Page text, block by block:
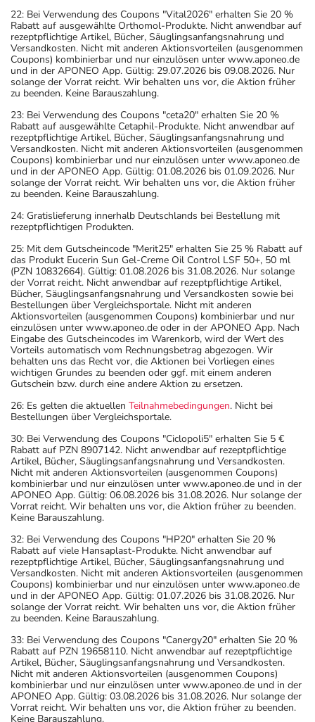
22: Bei Verwendung des Coupons "Vital2026" erhalten Sie 20 %
Rabatt auf ausgewählte Orthomol-Produkte. Nicht anwendbar auf
rezeptpflichtige Artikel, Bücher, Säuglingsanfangsnahrung und
Versandkosten. Nicht mit anderen Aktionsvorteilen (ausgenommen
Coupons) kombinierbar und nur einzulösen unter www.aponeo.de
und in der APONEO App. Gültig: 29.07.2026 bis 09.08.2026. Nur
solange der Vorrat reicht. Wir behalten uns vor, die Aktion früher
zu beenden. Keine Barauszahlung.
23: Bei Verwendung des Coupons "ceta20" erhalten Sie 20 %
Rabatt auf ausgewählte Cetaphil-Produkte. Nicht anwendbar auf
rezeptpflichtige Artikel, Bücher, Säuglingsanfangsnahrung und
Versandkosten. Nicht mit anderen Aktionsvorteilen (ausgenommen
Coupons) kombinierbar und nur einzulösen unter www.aponeo.de
und in der APONEO App. Gültig: 01.08.2026 bis 01.09.2026. Nur
solange der Vorrat reicht. Wir behalten uns vor, die Aktion früher
zu beenden. Keine Barauszahlung.
24: Gratislieferung innerhalb Deutschlands bei Bestellung mit
rezeptpflichtigen Produkten.
25: Mit dem Gutscheincode "Merit25" erhalten Sie 25 % Rabatt auf
das Produkt Eucerin Sun Gel-Creme Oil Control LSF 50+, 50 ml
(PZN 10832664). Gültig: 01.08.2026 bis 31.08.2026. Nur solange
der Vorrat reicht. Nicht anwendbar auf rezeptpflichtige Artikel,
Bücher, Säuglingsanfangsnahrung und Versandkosten sowie bei
Bestellungen über Vergleichsportale. Nicht mit anderen
Aktionsvorteilen (ausgenommen Coupons) kombinierbar und nur
einzulösen unter www.aponeo.de oder in der APONEO App. Nach
Eingabe des Gutscheincodes im Warenkorb, wird der Wert des
Vorteils automatisch vom Rechnungsbetrag abgezogen. Wir
behalten uns das Recht vor, die Aktionen bei Vorliegen eines
wichtigen Grundes zu beenden oder ggf. mit einem anderen
Gutschein bzw. durch eine andere Aktion zu ersetzen.
26: Es gelten die aktuellen Teilnahmebedingungen. Nicht bei
Bestellungen über Vergleichsportale.
30: Bei Verwendung des Coupons "Ciclopoli5" erhalten Sie 5 €
Rabatt auf PZN 8907142. Nicht anwendbar auf rezeptpflichtige
Artikel, Bücher, Säuglingsanfangsnahrung und Versandkosten.
Nicht mit anderen Aktionsvorteilen (ausgenommen Coupons)
kombinierbar und nur einzulösen unter www.aponeo.de und in der
APONEO App. Gültig: 06.08.2026 bis 31.08.2026. Nur solange der
Vorrat reicht. Wir behalten uns vor, die Aktion früher zu beenden.
Keine Barauszahlung.
32: Bei Verwendung des Coupons "HP20" erhalten Sie 20 %
Rabatt auf viele Hansaplast-Produkte. Nicht anwendbar auf
rezeptpflichtige Artikel, Bücher, Säuglingsanfangsnahrung und
Versandkosten. Nicht mit anderen Aktionsvorteilen (ausgenommen
Coupons) kombinierbar und nur einzulösen unter www.aponeo.de
und in der APONEO App. Gültig: 01.07.2026 bis 31.08.2026. Nur
solange der Vorrat reicht. Wir behalten uns vor, die Aktion früher
zu beenden. Keine Barauszahlung.
33: Bei Verwendung des Coupons "Canergy20" erhalten Sie 20 %
Rabatt auf PZN 19658110. Nicht anwendbar auf rezeptpflichtige
Artikel, Bücher, Säuglingsanfangsnahrung und Versandkosten.
Nicht mit anderen Aktionsvorteilen (ausgenommen Coupons)
kombinierbar und nur einzulösen unter www.aponeo.de und in der
APONEO App. Gültig: 03.08.2026 bis 31.08.2026. Nur solange der
Vorrat reicht. Wir behalten uns vor, die Aktion früher zu beenden.
Keine Barauszahlung.